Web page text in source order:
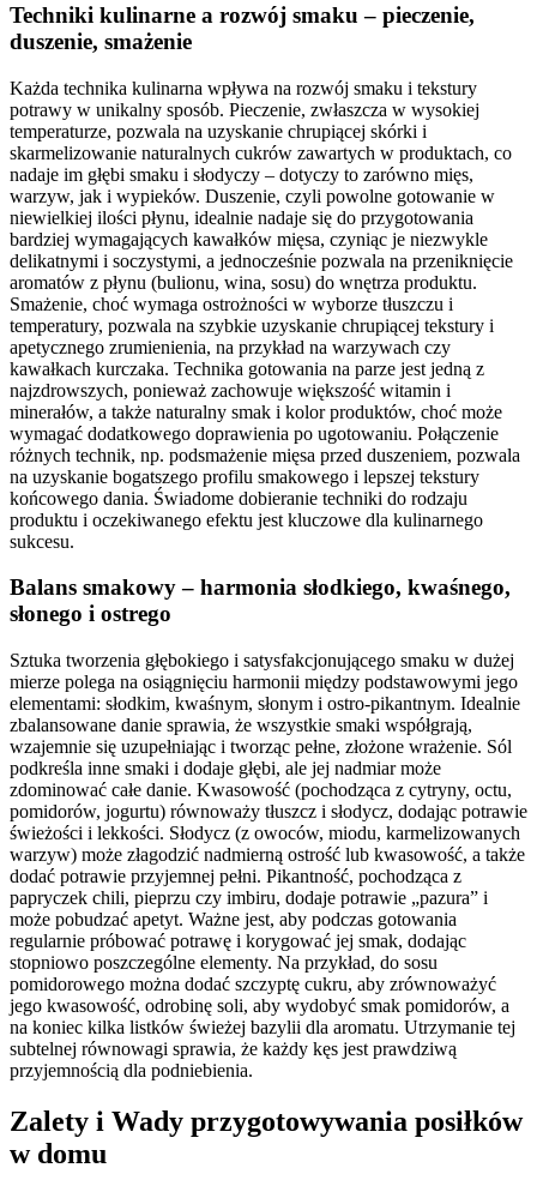
Techniki kulinarne a rozwój smaku – pieczenie,
duszenie, smażenie
Każda technika kulinarna wpływa na rozwój smaku i tekstury
potrawy w unikalny sposób. Pieczenie, zwłaszcza w wysokiej
temperaturze, pozwala na uzyskanie chrupiącej skórki i
skarmelizowanie naturalnych cukrów zawartych w produktach, co
nadaje im głębi smaku i słodyczy – dotyczy to zarówno mięs,
warzyw, jak i wypieków. Duszenie, czyli powolne gotowanie w
niewielkiej ilości płynu, idealnie nadaje się do przygotowania
bardziej wymagających kawałków mięsa, czyniąc je niezwykle
delikatnymi i soczystymi, a jednocześnie pozwala na przeniknięcie
aromatów z płynu (bulionu, wina, sosu) do wnętrza produktu.
Smażenie, choć wymaga ostrożności w wyborze tłuszczu i
temperatury, pozwala na szybkie uzyskanie chrupiącej tekstury i
apetycznego zrumienienia, na przykład na warzywach czy
kawałkach kurczaka. Technika gotowania na parze jest jedną z
najzdrowszych, ponieważ zachowuje większość witamin i
minerałów, a także naturalny smak i kolor produktów, choć może
wymagać dodatkowego doprawienia po ugotowaniu. Połączenie
różnych technik, np. podsmażenie mięsa przed duszeniem, pozwala
na uzyskanie bogatszego profilu smakowego i lepszej tekstury
końcowego dania. Świadome dobieranie techniki do rodzaju
produktu i oczekiwanego efektu jest kluczowe dla kulinarnego
sukcesu.
Balans smakowy – harmonia słodkiego, kwaśnego,
słonego i ostrego
Sztuka tworzenia głębokiego i satysfakcjonującego smaku w dużej
mierze polega na osiągnięciu harmonii między podstawowymi jego
elementami: słodkim, kwaśnym, słonym i ostro-pikantnym. Idealnie
zbalansowane danie sprawia, że wszystkie smaki współgrają,
wzajemnie się uzupełniając i tworząc pełne, złożone wrażenie. Sól
podkreśla inne smaki i dodaje głębi, ale jej nadmiar może
zdominować całe danie. Kwasowość (pochodząca z cytryny, octu,
pomidorów, jogurtu) równoważy tłuszcz i słodycz, dodając potrawie
świeżości i lekkości. Słodycz (z owoców, miodu, karmelizowanych
warzyw) może złagodzić nadmierną ostrość lub kwasowość, a także
dodać potrawie przyjemnej pełni. Pikantność, pochodząca z
papryczek chili, pieprzu czy imbiru, dodaje potrawie „pazura” i
może pobudzać apetyt. Ważne jest, aby podczas gotowania
regularnie próbować potrawę i korygować jej smak, dodając
stopniowo poszczególne elementy. Na przykład, do sosu
pomidorowego można dodać szczyptę cukru, aby zrównoważyć
jego kwasowość, odrobinę soli, aby wydobyć smak pomidorów, a
na koniec kilka listków świeżej bazylii dla aromatu. Utrzymanie tej
subtelnej równowagi sprawia, że każdy kęs jest prawdziwą
przyjemnością dla podniebienia.
Zalety i Wady przygotowywania posiłków
w domu